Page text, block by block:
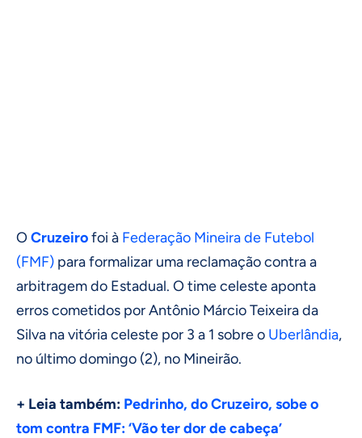
OCruzeirofoi à Federação Mineira de Futebol
(FMF) para formalizar uma reclamação contra a
arbitragem do Estadual. O time celeste aponta
erros cometidos por Antônio Márcio Teixeira da
Silva na vitória celeste por 3 a 1 sobre o Uberlândia,
no último domingo (2), no Mineirão.
+ Leia também: Pedrinho, do Cruzeiro, sobe o
tom contra FMF: ‘Vão ter dor de cabeça’